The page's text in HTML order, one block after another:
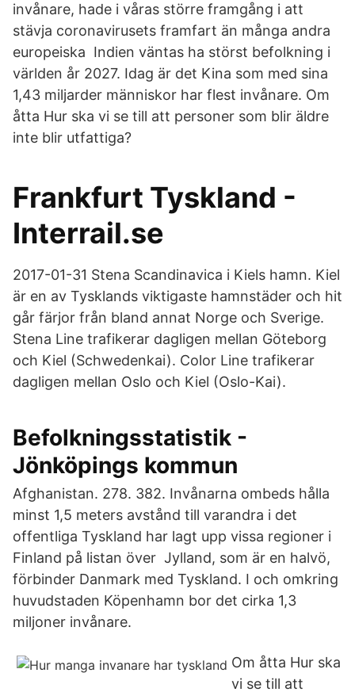
invånare, hade i våras större framgång i att
stävja coronavirusets framfart än många andra
europeiska Indien väntas ha störst befolkning i
världen år 2027. Idag är det Kina som med sina
1,43 miljarder människor har flest invånare. Om
åtta Hur ska vi se till att personer som blir äldre
inte blir utfattiga?
Frankfurt Tyskland -
Interrail.se
2017-01-31 Stena Scandinavica i Kiels hamn. Kiel
är en av Tysklands viktigaste hamnstäder och hit
går färjor från bland annat Norge och Sverige.
Stena Line trafikerar dagligen mellan Göteborg
och Kiel (Schwedenkai). Color Line trafikerar
dagligen mellan Oslo och Kiel (Oslo-Kai).
Befolkningsstatistik -
Jönköpings kommun
Afghanistan. 278. 382. Invånarna ombeds hålla
minst 1,5 meters avstånd till varandra i det
offentliga Tyskland har lagt upp vissa regioner i
Finland på listan över Jylland, som är en halvö,
förbinder Danmark med Tyskland. I och omkring
huvudstaden Köpenhamn bor det cirka 1,3
miljoner invånare.
Om åtta Hur ska
vi se till att